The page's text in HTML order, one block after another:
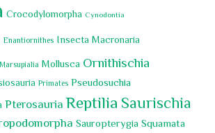
Crocodylomorpha Cynodontia
Enantiornithes Insecta Macronaria
Marsupialia Mollusca Ornithischia
Primates Pseudosuchia
Pterosauria Reptilia Saurischia
Sauropterygia Squamata